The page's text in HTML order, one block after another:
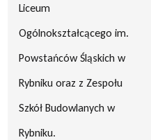
Liceum
Ogólnokształcącego im.
Powstańców Śląskich w
Rybniku oraz z Zespołu
Szkół Budowlanych w
Rybniku.